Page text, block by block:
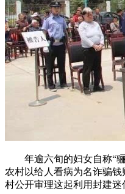
年逾六旬的妇女自称“骊
农村以给人看病为名诈骗
村公开审理这起利用封建迷